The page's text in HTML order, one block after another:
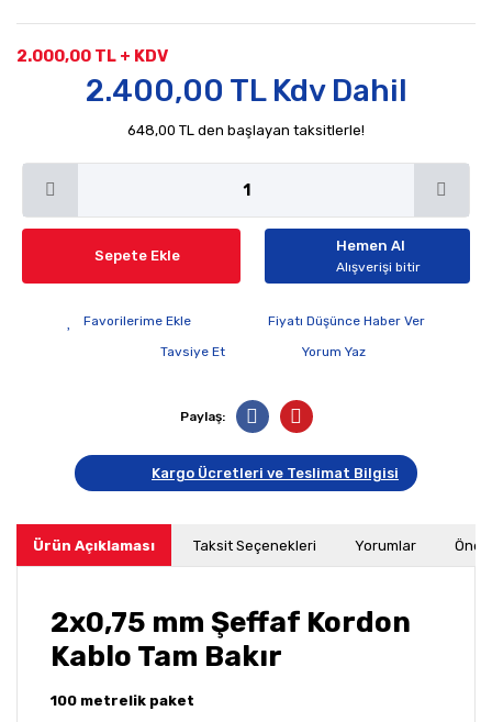
2.000,00 TL + KDV
2.400,00 TL Kdv Dahil
648,00 TL den başlayan taksitlerle!
Sepete Ekle
Hemen Al
Alışverişi bitir
Fiyatı Düşünce Haber Ver
Tavsiye Et
Yorum Yaz
Paylaş:
Kargo Ücretleri ve Teslimat Bilgisi
Ürün Açıklaması Taksit Seçenekleri Yorumlar
2x0,75 mm Şeffaf Kordon
Kablo Tam Bakır
100 metrelik paket